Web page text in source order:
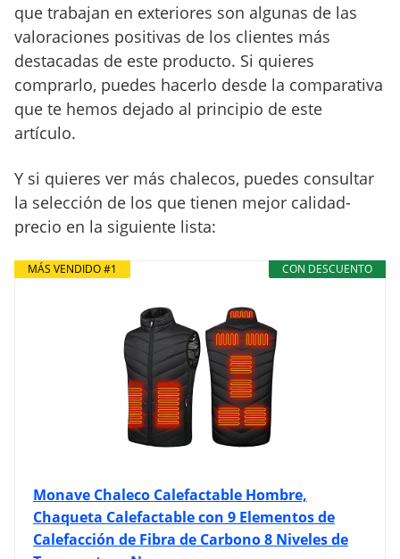
que trabajan en exteriores son algunas de las
valoraciones positivas de los clientes más
destacadas de este producto. Si quieres
comprarlo, puedes hacerlo desde la comparativa
que te hemos dejado al principio de este
artículo.
Y si quieres ver más chalecos, puedes consultar
la selección de los que tienen mejor calidad-
precio en la siguiente lista:
CON DESCUENTO
MÁS VENDIDO #1
Monave Chaleco Calefactable Hombre,
Chaqueta Calefactable con 9 Elementos de
Calefacción de Fibra de Carbono 8 Niveles de